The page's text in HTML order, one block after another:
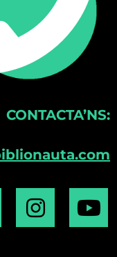
CONTACTA’NS: